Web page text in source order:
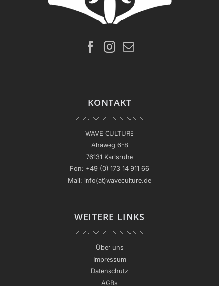
KONTAKT
WAVE CULTURE
Ahaweg 6-8
76131 Karlsruhe
Fon: +49 (0) 173 14 911 66
Mail: info(at)waveculture.de
WEITERE LINKS
Über uns
Impressum
Datenschutz
AGBs